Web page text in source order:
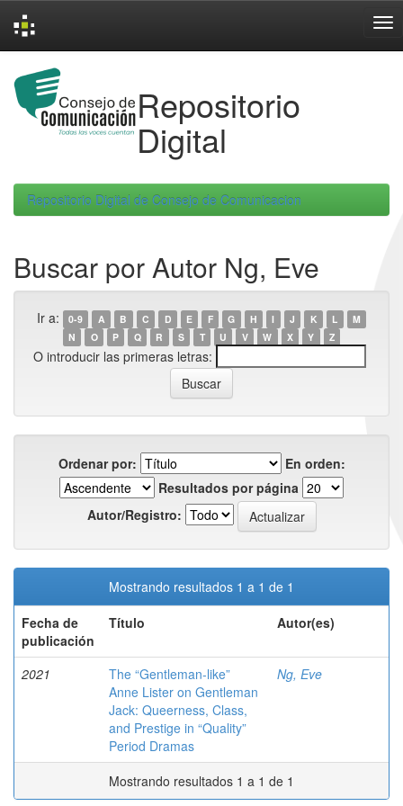
navigation
Repositorio
Digital
Repositorio Digital de Consejo de Comunicacion
Buscar por Autor Ng, Eve
Ir a: 0-9 A B C D E F G H I J K L
M
N
O P Q R S T U V W X Y Z
O introducir las primeras letras:
Ordenar por:
En orden:
Resultados por página
Autor/Registro:
Mostrando resultados 1 a 1 de 1
Fecha de
publicación
Título Autor(es)
2021
The “Gentleman-like”
Anne Lister on Gentleman
Jack: Queerness, Class,
and Prestige in “Quality”
Period Dramas
Ng, Eve
Mostrando resultados 1 a 1 de 1